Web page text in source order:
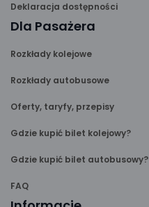
Deklaracja dostępności
Dla Pasażera
Rozkłady kolejowe
Rozkłady autobusowe
Oferty, taryfy, przepisy
Gdzie kupić bilet kolejowy?
Gdzie kupić bilet autobusowy?
FAQ